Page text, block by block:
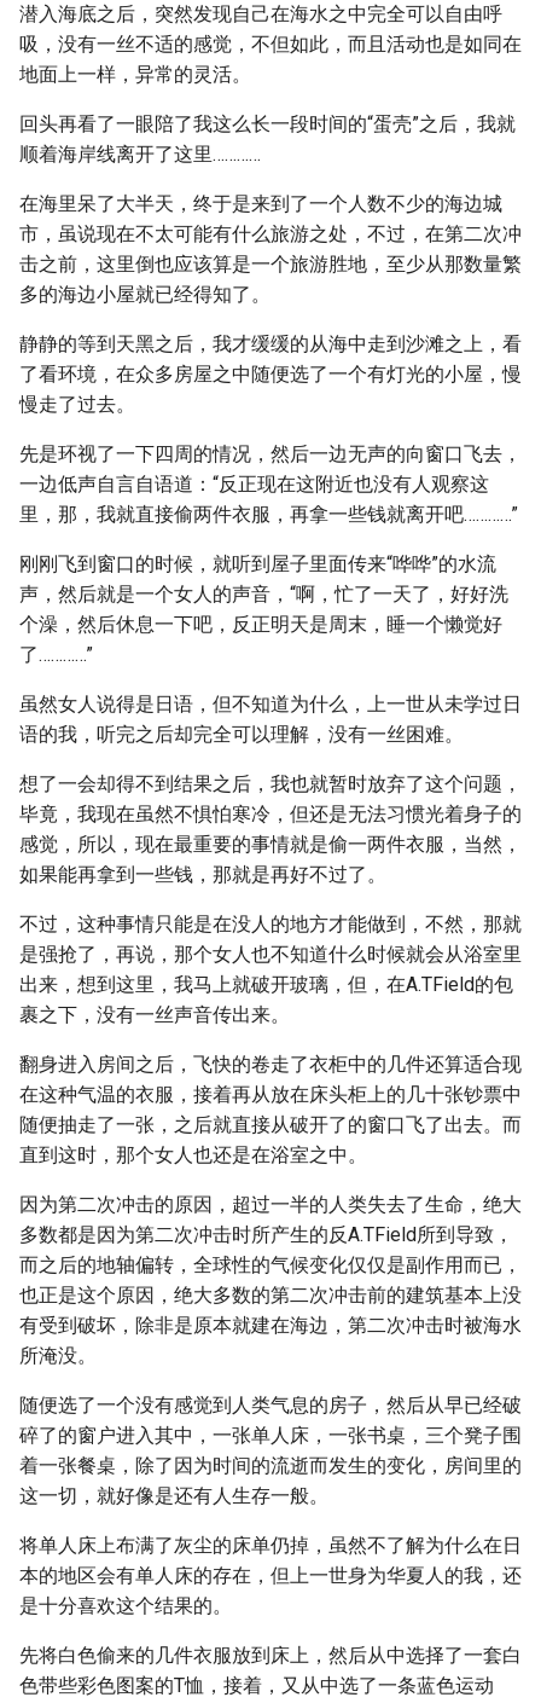
潜入海底之后，突然发现自己在海水之中完全可以自由呼
吸，没有一丝不适的感觉，不但如此，而且活动也是如同在
地面上一样，异常的灵活。
回头再看了一眼陪了我这么长一段时间的“蛋壳”之后，我就
顺着海岸线离开了这里…………
在海里呆了大半天，终于是来到了一个人数不少的海边城
市，虽说现在不太可能有什么旅游之处，不过，在第二次冲
击之前，这里倒也应该算是一个旅游胜地，至少从那数量繁
多的海边小屋就已经得知了。
静静的等到天黑之后，我才缓缓的从海中走到沙滩之上，看
了看环境，在众多房屋之中随便选了一个有灯光的小屋，慢
慢走了过去。
先是环视了一下四周的情况，然后一边无声的向窗口飞去，
一边低声自言自语道：“反正现在这附近也没有人观察这
里，那，我就直接偷两件衣服，再拿一些钱就离开吧…………”
刚刚飞到窗口的时候，就听到屋子里面传来“哗哗”的水流
声，然后就是一个女人的声音，“啊，忙了一天了，好好洗
个澡，然后休息一下吧，反正明天是周末，睡一个懒觉好
了…………”
虽然女人说得是日语，但不知道为什么，上一世从未学过日
语的我，听完之后却完全可以理解，没有一丝困难。
想了一会却得不到结果之后，我也就暂时放弃了这个问题，
毕竟，我现在虽然不惧怕寒冷，但还是无法习惯光着身子的
感觉，所以，现在最重要的事情就是偷一两件衣服，当然，
如果能再拿到一些钱，那就是再好不过了。
不过，这种事情只能是在没人的地方才能做到，不然，那就
是强抢了，再说，那个女人也不知道什么时候就会从浴室里
出来，想到这里，我马上就破开玻璃，但，在A.TField的包
裹之下，没有一丝声音传出来。
翻身进入房间之后，飞快的卷走了衣柜中的几件还算适合现
在这种气温的衣服，接着再从放在床头柜上的几十张钞票中
随便抽走了一张，之后就直接从破开了的窗口飞了出去。而
直到这时，那个女人也还是在浴室之中。
因为第二次冲击的原因，超过一半的人类失去了生命，绝大
多数都是因为第二次冲击时所产生的反A.TField所到导致，
而之后的地轴偏转，全球性的气候变化仅仅是副作用而已，
也正是这个原因，绝大多数的第二次冲击前的建筑基本上没
有受到破坏，除非是原本就建在海边，第二次冲击时被海水
所淹没。
随便选了一个没有感觉到人类气息的房子，然后从早已经破
碎了的窗户进入其中，一张单人床，一张书桌，三个凳子围
着一张餐桌，除了因为时间的流逝而发生的变化，房间里的
这一切，就好像是还有人生存一般。
将单人床上布满了灰尘的床单仍掉，虽然不了解为什么在日
本的地区会有单人床的存在，但上一世身为华夏人的我，还
是十分喜欢这个结果的。
先将白色偷来的几件衣服放到床上，然后从中选择了一套白
色带些彩色图案的T恤，接着，又从中选了一条蓝色运动